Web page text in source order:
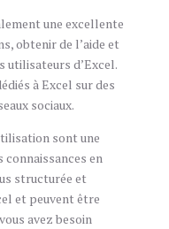
une excellente
obtenir de l’aide et
utilisateurs d’Excel.
à Excel sur des
sociaux.
sont une
en
structurée et
et peuvent être
avez besoin